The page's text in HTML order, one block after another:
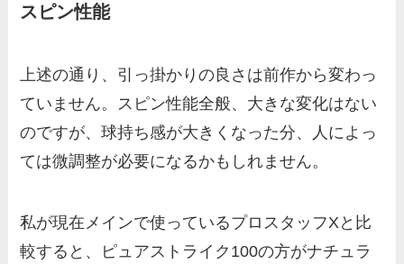
スピン性能
上述の通り、引っ掛かりの良さは前作から変わっ
ていません。スピン性能全般、大きな変化はない
のですが、球持ち感が大きくなった分、人によっ
ては微調整が必要になるかもしれません。
私が現在メインで使っているプロスタッフXと比
較すると、ピュアストライク100の方がナチュラ